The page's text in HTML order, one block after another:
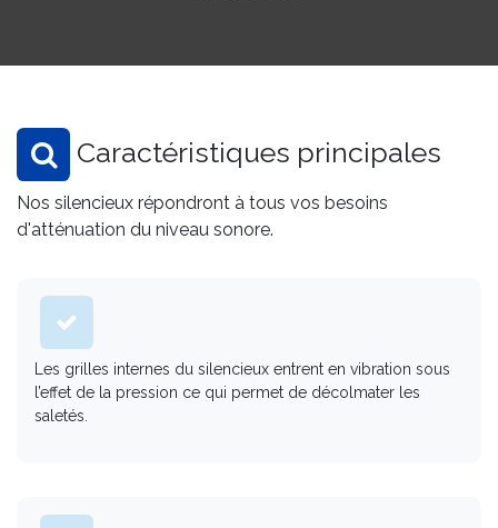
Caractéristiques principales
Nos silencieux répondront à tous vos besoins
d'atténuation du niveau sonore.
Les grilles internes du silencieux entrent en vibration sous
l’effet de la pression ce qui permet de décolmater les
saletés.